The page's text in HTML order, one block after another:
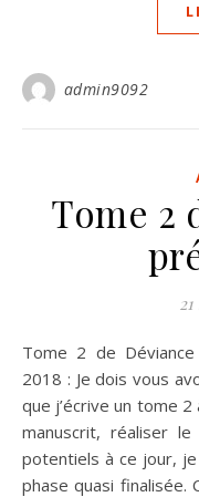
admin9092
Tome 2
Tome 2 de Déviance en préparation Le 14 septembre
2018 : Je dois vous
que j’écrive un tome
manuscrit, réaliser
potentiels à ce jour,
phase quasi finalisée.